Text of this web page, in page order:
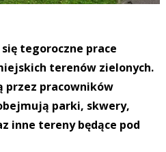
się tegoroczne prace
terenów zielonych.
przez pracowników
parki, skwery,
inne tereny będące pod